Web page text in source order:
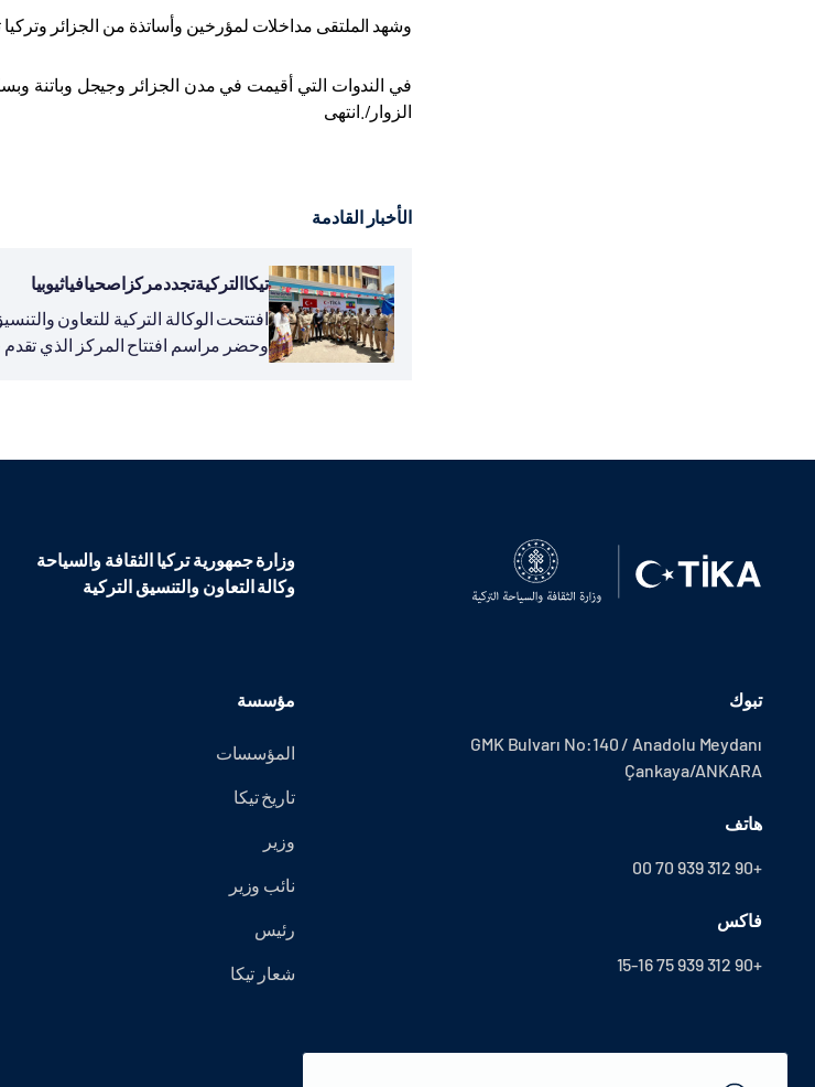
وشهد الملتقى مداخلات لمؤرخين وأساتذة من الجزائر وتركيا
في الندوات التي أقيمت في مدن الجزائر وجيجل وباتنة
الزوار/.انتهى
الأخبار القادمة
تيكاالتركيةتجددمركزاصحيافياثيوبيا
وحضر مراسم افتتاح المركز الذي
وزارة جمهورية تركيا الثقافة والسياحة
وكالة التعاون والتنسيق التركية
تبوك
GMK Bulvarı No:140 / Anadolu Meydanı
Çankaya/ANKARA
هاتف
+90 312 939 70 00
فاكس
+90 312 939 75 15-16
مؤسسة
المؤسسات
تاريخ تيكا
وزير
نائب وزير
رئيس
شعار تيكا